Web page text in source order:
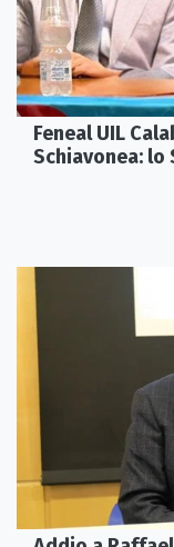
Feneal UIL
Schiavonea: